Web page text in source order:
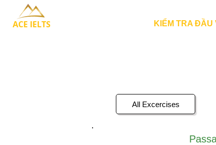
ACE IELTS KIỂM TRA ĐẦU
All Excercises